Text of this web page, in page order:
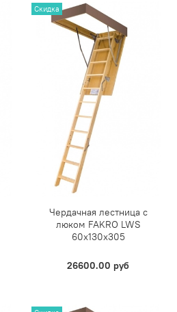
Скидка
Чердачная лестница с
люком FAKRO LWS
60х130х305
26600.00 руб